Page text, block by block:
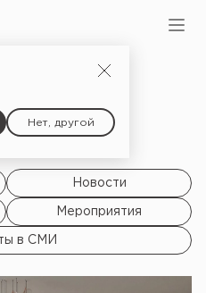
Нет, другой
Новости
Мероприятия
в СМИ